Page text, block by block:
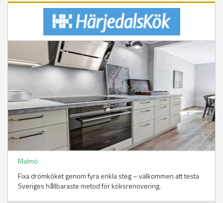
Malmö
Fixa drömköket genom fyra enkla steg – välkommen att testa
Sveriges hållbaraste metod för köksrenovering.